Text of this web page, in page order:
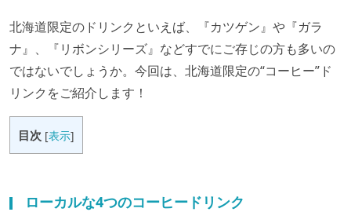
北海道限定のドリンクといえば、『カツゲン』や『ガラ
ナ』、『リボンシリーズ』などすでにご存じの方も多いの
ではないでしょうか。今回は、北海道限定の“コーヒー”ド
リンクをご紹介します！
目次 [表示]
ローカルな4つのコーヒードリンク